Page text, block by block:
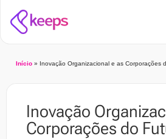
Início » Inovação Organizacional e as Corporações
Inovação
Corporações do